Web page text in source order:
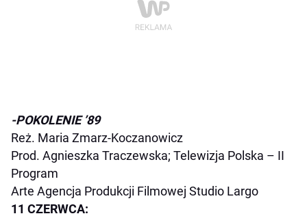
-POKOLENIE ’89
Reż. Maria Zmarz-Koczanowicz
Prod. Agnieszka Traczewska; Telewizja Polska – II
Program
Arte Agencja Produkcji Filmowej Studio Largo
11 CZERWCA: